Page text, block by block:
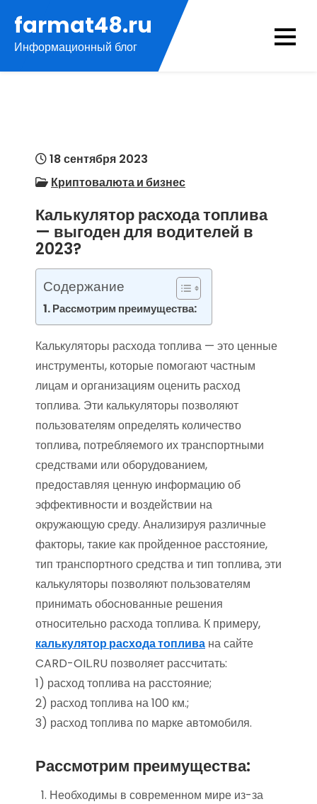
содержимому
farmat48.ru
Информационный блог
18 сентября 2023
Криптовалюта и бизнес
Калькулятор расхода топлива
— выгоден для водителей в
2023?
Содержание
Рассмотрим преимущества:
Калькуляторы расхода топлива — это ценные
инструменты, которые помогают частным
лицам и организациям оценить расход
топлива. Эти калькуляторы позволяют
пользователям определять количество
топлива, потребляемого их транспортными
средствами или оборудованием,
предоставляя ценную информацию об
эффективности и воздействии на
окружающую среду. Анализируя различные
факторы, такие как пройденное расстояние,
тип транспортного средства и тип топлива, эти
калькуляторы позволяют пользователям
принимать обоснованные решения
относительно расхода топлива. К примеру,
калькулятор расхода топлива на сайте
CARD-OIL.RU позволяет рассчитать:
1) расход топлива на расстояние;
2) расход топлива на 100 км.;
3) расход топлива по марке автомобиля.
Рассмотрим преимущества:
Необходимы в современном мире из-за